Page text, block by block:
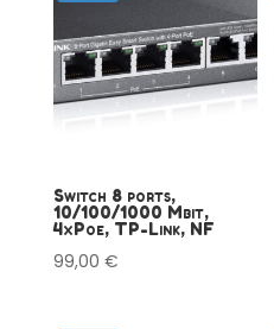
Switch 8 ports,
10/100/1000 Mbit,
4xPoe, TP-Link, NF
99,00 €